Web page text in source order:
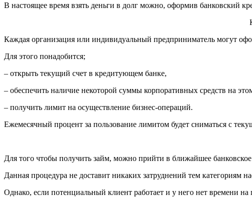
В настоящее время взять деньги в долг можно, оформив банковский
Каждая организация или индивидуальный предприниматель могут
Для этого понадобится;
– открыть текущий счет в кредитующем банке,
– обеспечить наличие некоторой суммы корпоративных средств на
– получить лимит на осуществление бизнес-операций.
Ежемесячный процент за пользование лимитом будет сниматься с
Для того чтобы получить займ, можно прийти в ближайшее
Данная процедура не доставит никаких затруднений тем категориям
Однако, если потенциальный клиент работает и у него нет времени